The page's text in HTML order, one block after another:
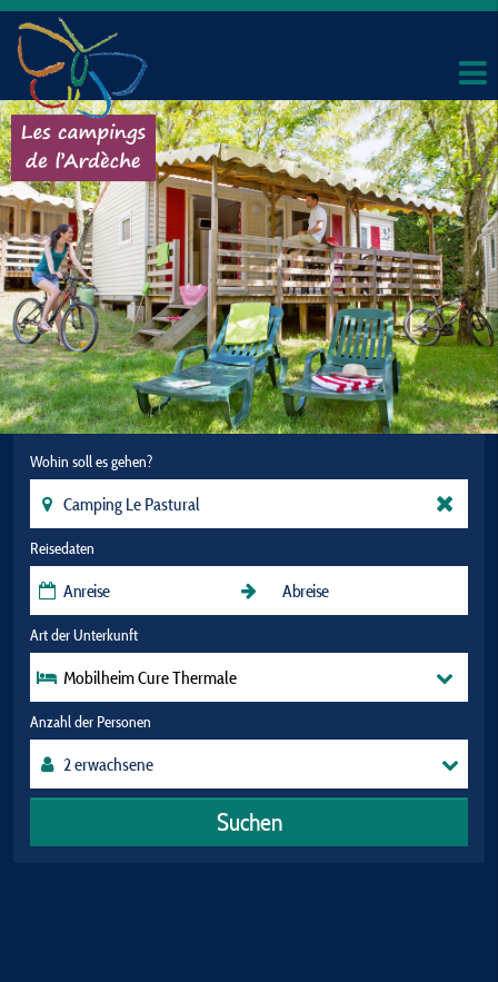
Wohin soll es gehen?
Reisedaten
Art der Unterkunft
Mobilheim Cure Thermale
Anzahl der Personen
Suchen